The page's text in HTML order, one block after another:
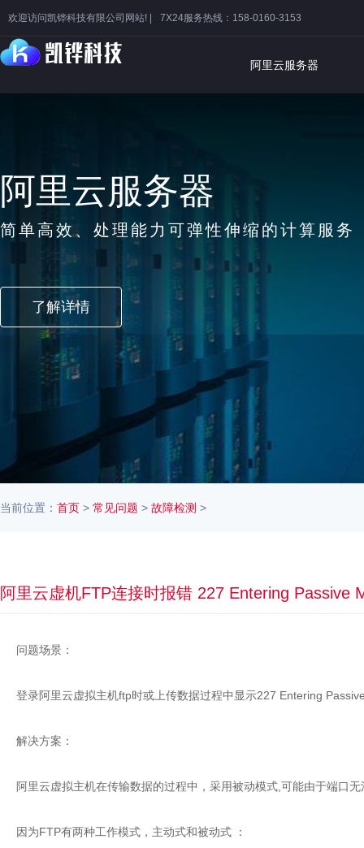
欢迎访问凯铧科技有限公司网站! | 7X24服务热线：158-0160-3153
阿里云服务器
阿里云服务器
简单高效、处理能力可弹性伸缩的计算服务
了解详情
当前位置： 首页 > 常见问题 > 故障检测 >
阿里云虚机FTP连接时报错 227 Entering Passive
问题场景：
登录阿里云虚拟主机ftp时或上传数据过程中显示227 Entering
解决方案：
阿里云虚拟主机在传输数据的过程中，采用被动模式,可能由于端口
因为FTP有两种工作模式，主动式和被动式 ：